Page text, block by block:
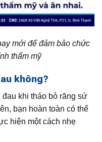
mới để đảm bảo chức
thẩm mỹ
không?
khi tháo bỏ răng sứ
bạn hoàn toàn có thể
hiện một cách nhẹ